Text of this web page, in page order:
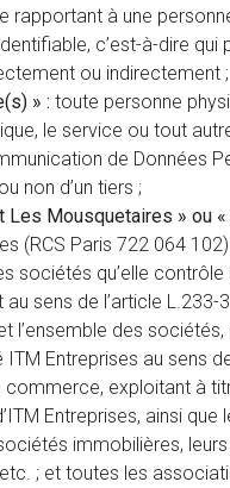
rapportant à une
c’est-à-dire qui
ou indirectement ;
» : toute personne
le service ou tout
de Données
non d’un tiers ;
Les Mousquetaires » ou «
(RCS Paris 722 064
sociétés qu’elle
sens de l’article L.233-
l’ensemble des
Entreprises au sens
commerce, exploitant à
Entreprises, ainsi que
immobilières, leurs
; et toutes les